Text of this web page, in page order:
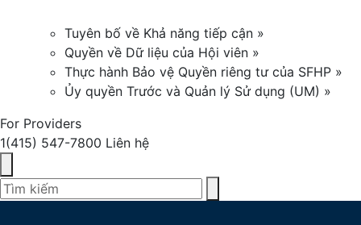
Tuyên bố về Khả năng tiếp cận »
Quyền về Dữ liệu của Hội viên »
Thực hành Bảo vệ Quyền riêng tư của SFHP »
Ủy quyền Trước và Quản lý Sử dụng (UM) »
For Providers
1(415) 547-7800 Liên hệ